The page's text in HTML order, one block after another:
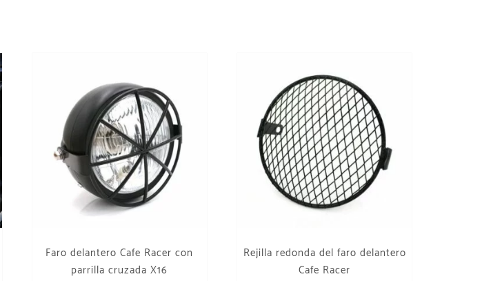
Faro delantero Cafe Racer con
parrilla cruzada X16
Rejilla redonda del faro delantero
Cafe Racer